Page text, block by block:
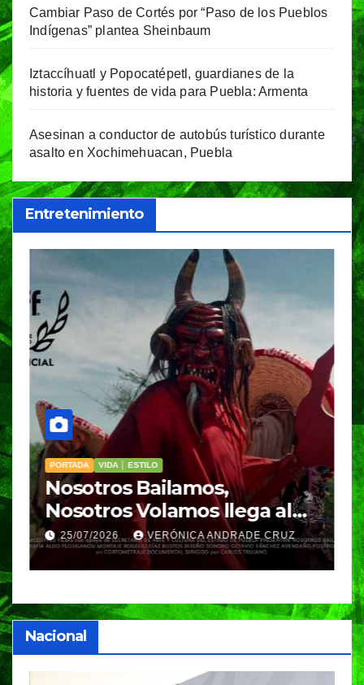
Cambiar Paso de Cortés por “Paso de los Pueblos
Indígenas” plantea Sheinbaum
Iztaccíhuatl y Popocatépetl, guardianes de la
historia y fuentes de vida para Puebla: Armenta
Asesinan a conductor de autobús turístico durante
asalto en Xochimehuacan, Puebla
Entretenimiento
PORTADA VIDA │ ESTILO
Nosotros Bailamos,
Nosotros Volamos llega al
GIFF
25/07/2026 VERÓNICA ANDRADE CRUZ
Nacional